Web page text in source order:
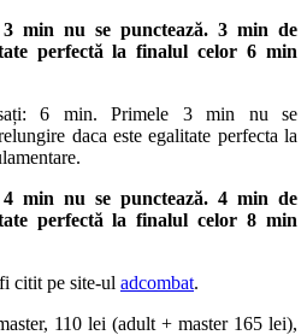
min nu se punctează. 3 min de
perfectă la finalul celor 6 min
6 min. Primele 3 min nu se
daca este egalitate perfecta la
min nu se punctează. 4 min de
perfectă la finalul celor 8 min
citit pe site-ul adcombat.
110 lei (adult + master 165 lei),